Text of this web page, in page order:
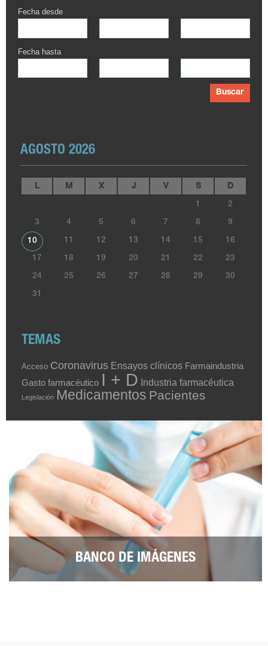
Fecha desde
Fecha hasta
Buscar
AGOSTO 2026
L M X J V S D
1 2
3 4 5 6 7 8 9
10 11 12 13 14 15 16
17 18 19 20 21 22 23
24 25 26 27 28 29 30
31
TEMAS
Acceso Coronavirus Ensayos clínicos Farmaindustria
Gasto farmacéutico I + D Industria farmacéutica
Legislación Medicamentos Pacientes
BANCO DE IMÁGENES